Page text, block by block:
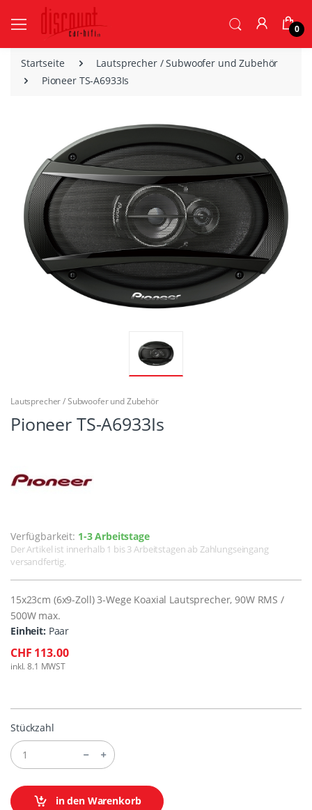
0
Startseite
Lautsprecher / Subwoofer und Zubehör
Pioneer TS-A6933Is
Lautsprecher / Subwoofer und Zubehör
Pioneer TS-A6933Is
Verfügbarkeit: 1-3 Arbeitstage
Der Artikel ist innerhalb 1 bis 3 Arbeitstagen ab Zahlungseingang
versandfertig.
15x23cm (6x9-Zoll) 3-Wege Koaxial Lautsprecher, 90W RMS /
500W max.
Einheit: Paar
CHF 113.00
inkl. 8.1 MWST
Stückzahl
in den Warenkorb